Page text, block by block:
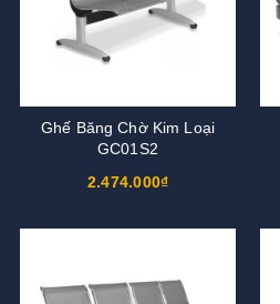
Ghế Băng Chờ Kim Loại
GC01S2
2.474.000₫